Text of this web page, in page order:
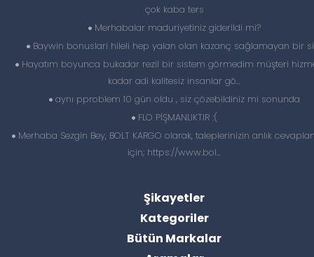
çok kaba ters
Merhabalar maduriyetiniz giderildi mi?
Baywin bonuslari hileli hep yalan olan kazanç sağlamayan bir
Hayatım boyunca bukadar rezil bir sistem görmedim müşteri
kadar adi kalitesiz insanlar gö...
aynı pproblem 10 gün oldu , siz çözebildiniz mi sonunda
FLO PİŞMANLIKTIR :(
Merhaba Sezgin Bey, BOLT KARGO olarak, taleplerinizin anlık
için; https://www.bol...
Şikayetler
Kategoriler
Bütün Markalar